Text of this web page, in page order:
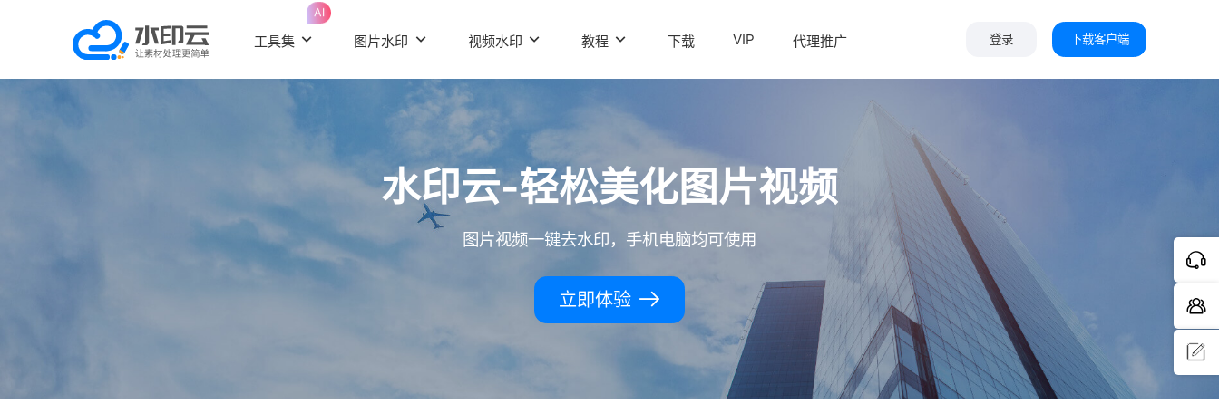
工具集
AI
图片水印 视频水印 教程 下载 VIP 代理推广 登录 下载客户端
水印云-轻松美化图片视频
图片视频一键去水印，手机电脑均可使用
立即体验
问题反